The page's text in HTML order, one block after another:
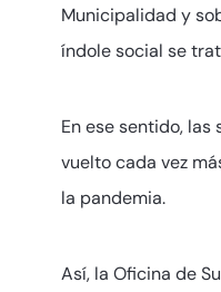
Municipalidad y
índole social se
En ese sentido, las
vuelto cada vez
la pandemia.
Así, la Oficina de